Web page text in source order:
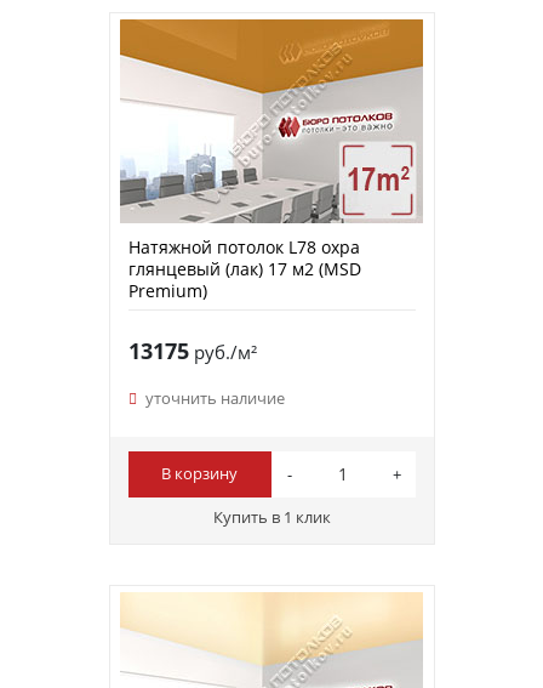
Натяжной потолок L78 охра
глянцевый (лак) 17 м2 (MSD
Premium)
13175руб./м²
уточнить наличие
В корзину
Купить в 1 клик